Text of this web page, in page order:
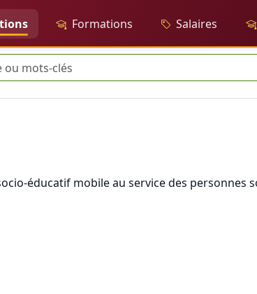
Formations Salaires
éducatif mobile au service des personnes